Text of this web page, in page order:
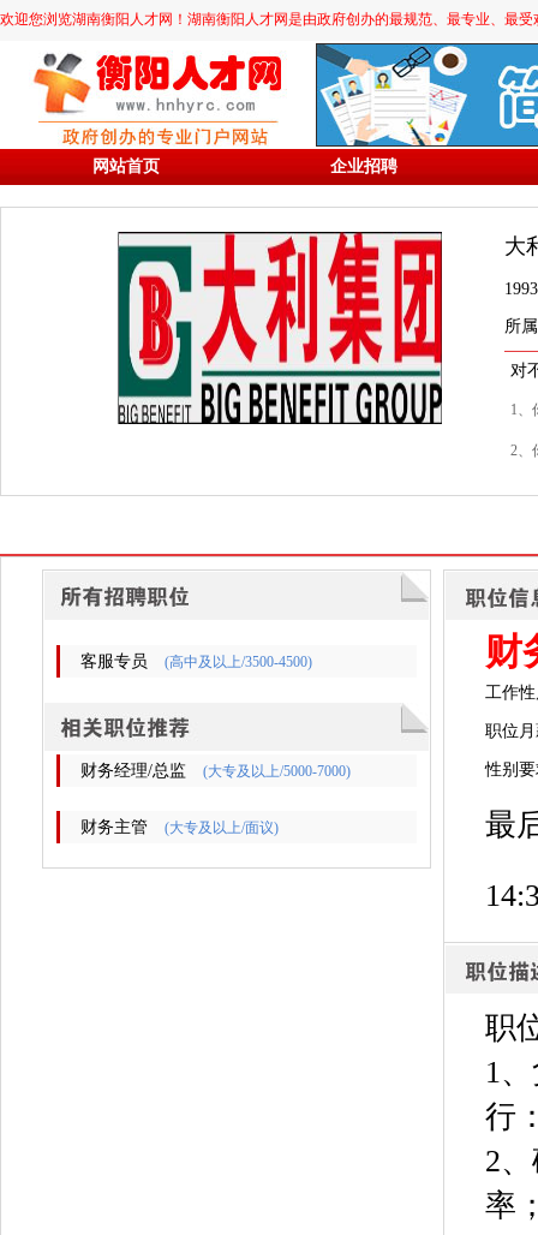
欢迎您浏览湖南衡阳人才网！湖南衡阳人才网是由政府创办的最规范、最专业、最
网站首页 企业招聘
大
所
对
1、
2、
客服专员 (高中及以上/3500-4500)
财务经理/总监 (大专及以上/5000-7000)
财务主管 (大专及以上/面议)
财
工作
职位月
性别
最
职
1
行
2
率